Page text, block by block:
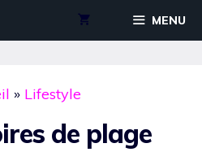
MENU
» Lifestyle
de plage